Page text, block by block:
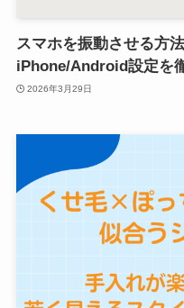
スマホを振動させる方
iPhone/Android設定を
2026年3月29日